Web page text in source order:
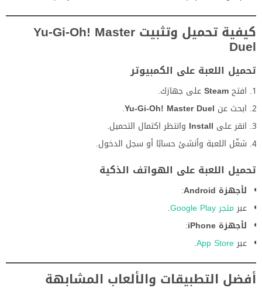
كيفية تحميل وتثبيت Yu-Gi-Oh! Master
Duel
تحميل اللعبة على الكمبيوتر
افتحSteamعلى جهازك.
ابحث عن Yu-Gi-Oh! Master Duel
.
انقر على Install وانتظر اكتمال التحميل.
شغّل اللعبة وأنشئ حسابًا أو سجل الدخول.
تحميل اللعبة على الهواتف الذكية
لأجهزة Android
:
عبرمتجر Google Play
.
لأجهزة iPhone
:
عبرApp Store
.
أفضل التطبيقات والألعاب المشابهة